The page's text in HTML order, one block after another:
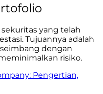
yang telah
Tujuannya adalah
dengan
risiko.
Pengertian,